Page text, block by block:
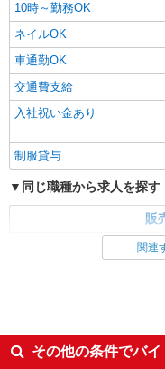
10時～勤務OK
ネイルOK
車通勤OK
交通費支給
入社祝い金あり
制服貸与
同じ職種から求人を探す
販
英語が活かせる
日払い
関連
その他の条件でバ